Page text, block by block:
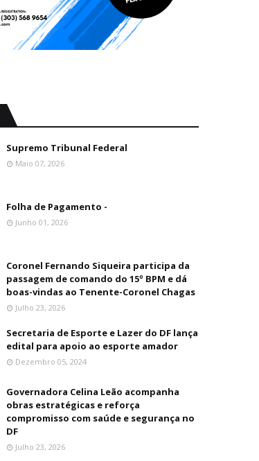
Supremo Tribunal Federal
Maio 07, 2026
Folha de Pagamento -
Junho 01, 2026
Coronel Fernando Siqueira participa da
passagem de comando do 15º BPM e dá
boas-vindas ao Tenente-Coronel Chagas
Julho 23, 2026
Secretaria de Esporte e Lazer do DF lança
edital para apoio ao esporte amador
Dezembro 05, 2024
Governadora Celina Leão acompanha
obras estratégicas e reforça
compromisso com saúde e segurança no
DF
Julho 23, 2026